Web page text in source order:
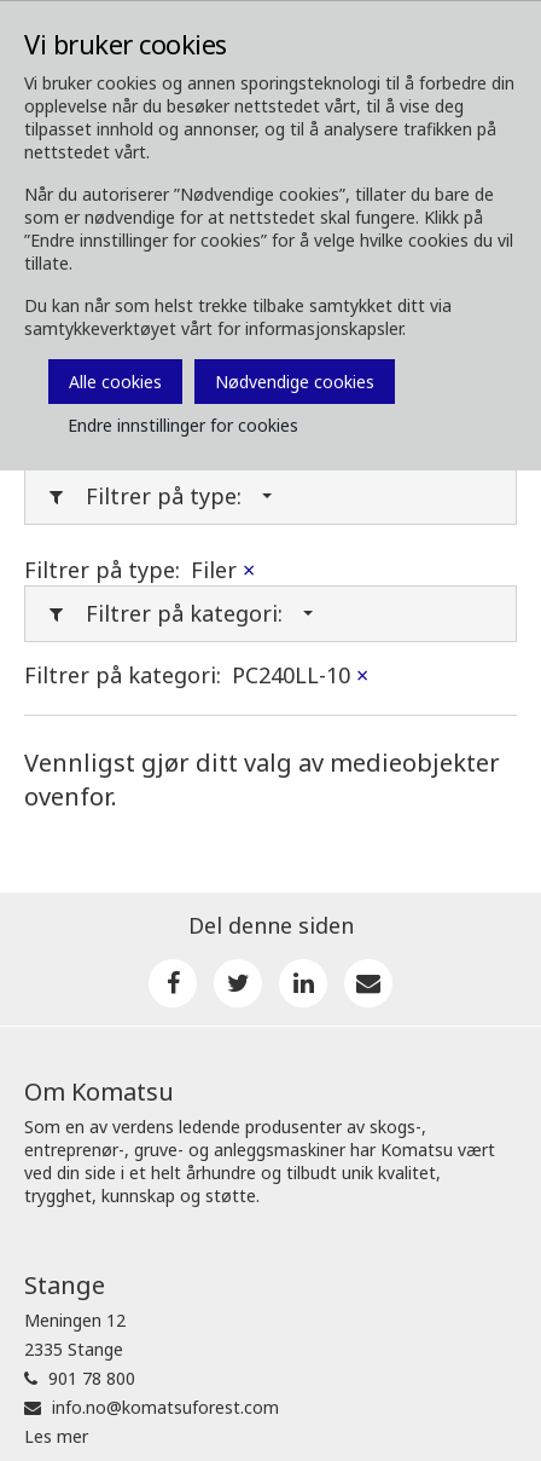
Vi bruker cookies
Vi bruker cookies og annen sporingsteknologi til å forbedre din
opplevelse når du besøker nettstedet vårt, til å vise deg
tilpasset innhold og annonser, og til å analysere trafikken på
nettstedet vårt.
Når du autoriserer ”Nødvendige cookies”, tillater du bare de
som er nødvendige for at nettstedet skal fungere. Klikk på
”Endre innstillinger for cookies” for å velge hvilke cookies du vil
tillate.
Du kan når som helst trekke tilbake samtykket ditt via
samtykkeverktøyet vårt for informasjonskapsler.
Alle cookies
Nødvendige cookies
Endre innstillinger for cookies
Media Last ned media
Last ned media
kundemagasin og annet media her. Filtrer på
type eller kategori i menyene under.
Filter media
Filtrer på type:
Filtrer på type: Filer ×
Filtrer på kategori:
Filtrer på kategori: PC240LL-10 ×
Vennligst gjør ditt valg av medieobjekter
ovenfor.
Del denne siden
Om Komatsu
Som en av verdens ledende produsenter av skogs-,
entreprenør-, gruve- og anleggsmaskiner har Komatsu vært
ved din side i et helt århundre og tilbudt unik kvalitet,
trygghet, kunnskap og støtte.
Stange
Meningen 12
2335 Stange
901 78 800
info.no@komatsuforest.com
Les mer